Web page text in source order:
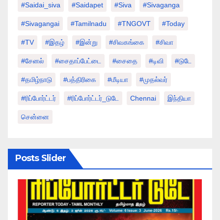
#saidai_siva #saidapet #Siva #Sivaganga
#sivagangai #tamilnadu #TNGOVT #today
#TV #இதழ் #இன்று #சிவகங்கை #சிவா
#சேனல் #சைதாப்பேட்டை #சைதை #டிவி #டுடே
#தமிழ்நாடு #பத்திரிகை #மீடியா #முதல்வர்
#ரிப்போர்ட்டர் #ரிப்போர்ட்டர்_டுடே Chennai இந்தியா
சென்னை
Posts Slider